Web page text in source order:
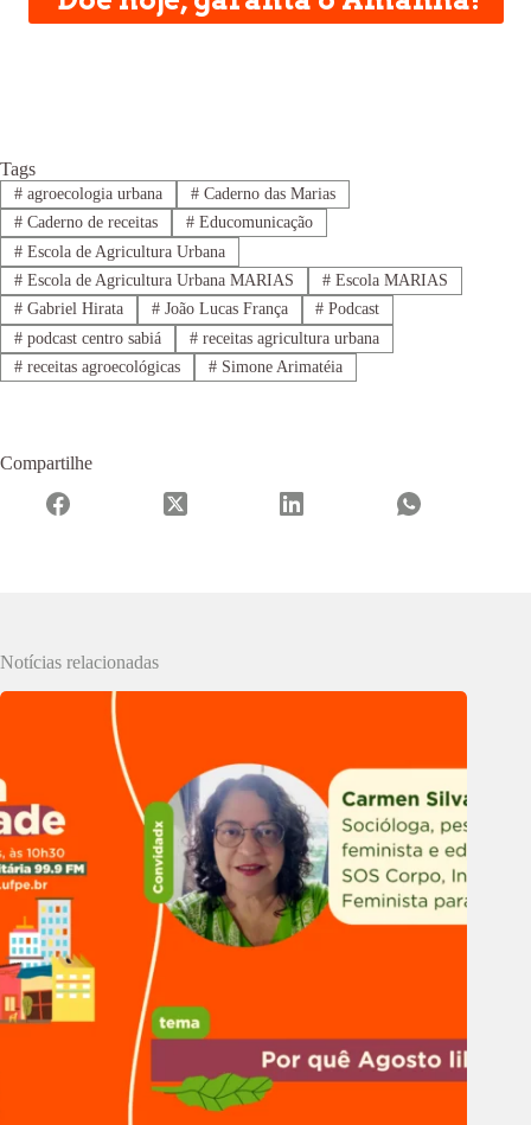
Tags
#agroecologia urbana #Caderno das Marias
#Caderno de receitas #Educomunicação
#Escola de Agricultura Urbana
#Escola de Agricultura Urbana MARIAS #Escola MARIAS
#Gabriel Hirata #João Lucas França # Podcast
#podcast centro sabiá #receitas agricultura urbana
#receitas agroecológicas #Simone Arimatéia
Compartilhe
Notícias relacionadas